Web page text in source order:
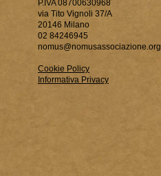
P.IVA 08700630968
via Tito Vignoli 37/A
20146 Milano
02 84246945
nomus@nomusassociazione.org
Cookie Policy
Informativa Privacy